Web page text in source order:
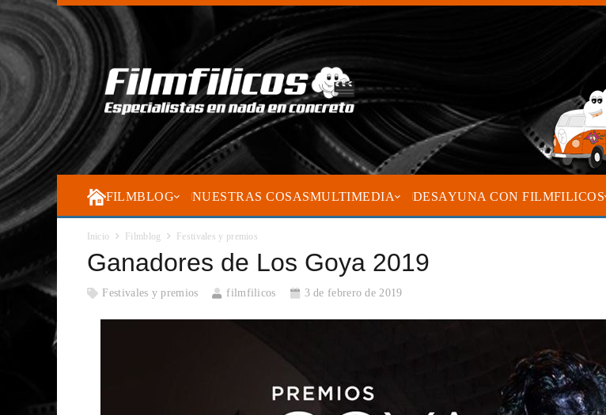
FILMBLOG NUESTRAS COSASMULTIMEDIA DESAYUNA CON FILMFILICOS
Inicio Filmblog Festivales y premios
Ganadores de Los Goya 2019
Festivales y premios filmfilicos 3 de febrero de 2019